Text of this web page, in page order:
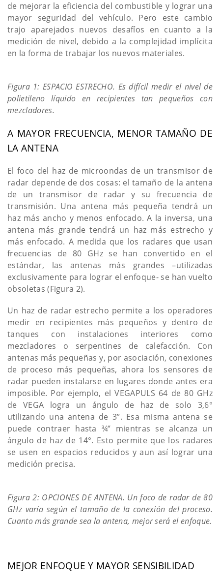
de mejorar la eficiencia del combustible y lograr una
mayor seguridad del vehículo. Pero este cambio
trajo aparejados nuevos desafíos en cuanto a la
medición de nivel, debido a la complejidad implícita
en la forma de trabajar los nuevos materiales.
Figura 1: ESPACIO ESTRECHO. Es difícil medir el nivel de
polietileno líquido en recipientes tan pequeños con
mezcladores.
A MAYOR FRECUENCIA, MENOR TAMAÑO DE
LA ANTENA
El foco del haz de microondas de un transmisor de
radar depende de dos cosas: el tamaño de la antena
de un transmisor de radar y su frecuencia de
transmisión. Una antena más pequeña tendrá un
haz más ancho y menos enfocado. A la inversa, una
antena más grande tendrá un haz más estrecho y
más enfocado. A medida que los radares que usan
frecuencias de 80 GHz se han convertido en el
estándar, las antenas más grandes –utilizadas
exclusivamente para lograr el enfoque- se han vuelto
obsoletas (Figura 2).
Un haz de radar estrecho permite a los operadores
medir en recipientes más pequeños y dentro de
tanques con instalaciones interiores como
mezcladores o serpentines de calefacción. Con
antenas más pequeñas y, por asociación, conexiones
de proceso más pequeñas, ahora los sensores de
radar pueden instalarse en lugares donde antes era
imposible. Por ejemplo, el VEGAPULS 64 de 80 GHz
de VEGA logra un ángulo de haz de solo 3,6°
utilizando una antena de 3’’. Esa misma antena se
puede contraer hasta ¾‘’ mientras se alcanza un
ángulo de haz de 14°. Esto permite que los radares
se usen en espacios reducidos y aun así lograr una
medición precisa.
Figura 2: OPCIONES DE ANTENA. Un foco de radar de 80
GHz varía según el tamaño de la conexión del proceso.
Cuanto más grande sea la antena, mejor será el enfoque.
MEJOR ENFOQUE Y MAYOR SENSIBILIDAD